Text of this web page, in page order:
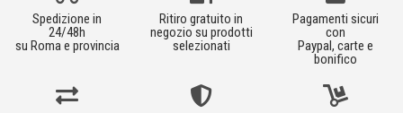
Spedizione in
24/48h
su Roma e provincia
Ritiro gratuito in
negozio su prodotti
selezionati
Pagamenti sicuri
con
Paypal, carte e
bonifico